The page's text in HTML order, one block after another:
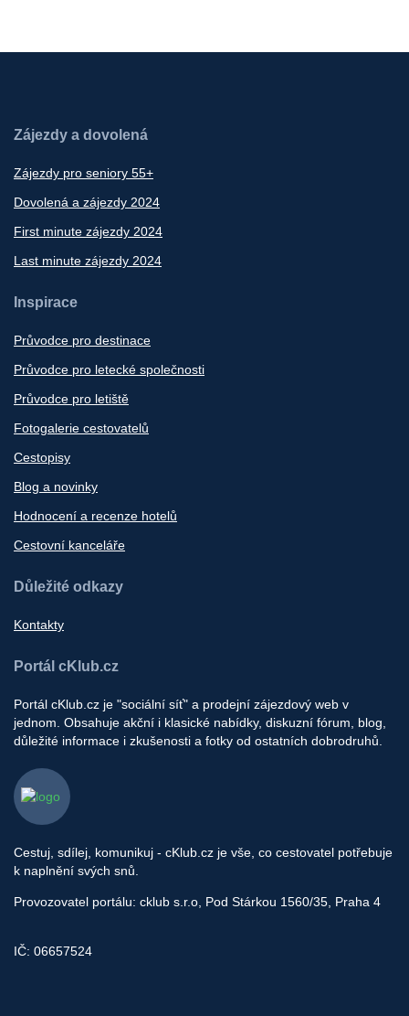
Zájezdy a dovolená
Zájezdy pro seniory 55+
Dovolená a zájezdy 2024
First minute zájezdy 2024
Last minute zájezdy 2024
Inspirace
Průvodce pro destinace
Průvodce pro letecké společnosti
Průvodce pro letiště
Fotogalerie cestovatelů
Cestopisy
Blog a novinky
Hodnocení a recenze hotelů
Cestovní kanceláře
Důležité odkazy
Kontakty
Portál cKlub.cz
Portál cKlub.cz je "sociální síť" a prodejní zájezdový web v
jednom. Obsahuje akční i klasické nabídky, diskuzní fórum, blog,
důležité informace i zkušenosti a fotky od ostatních dobrodruhů.
Cestuj, sdílej, komunikuj - cKlub.cz je vše, co cestovatel potřebuje
k naplnění svých snů.
Provozovatel portálu: cklub s.r.o, Pod Stárkou 1560/35, Praha 4
IČ: 06657524